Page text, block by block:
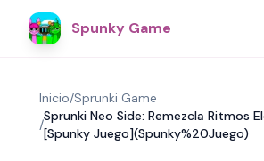
Spunky Game
Inicio/Sprunki Game
/
Sprunki Neo Side: Remezcla Ritmos
[Spunky Juego](Spunky%20Juego)